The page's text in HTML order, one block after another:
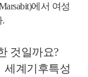
에서 여성
.
것일까요?
계기후특성